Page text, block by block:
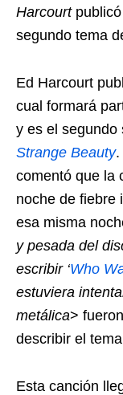
Harcourtpublicó
segundo tema
Ed Harcourt
cual formará
y es el segundo
Strange Beauty.
comentó que la
noche de fiebre
esa misma
y pesada del
escribir ‘Who
estuviera
metálica>
describir el
Esta canción